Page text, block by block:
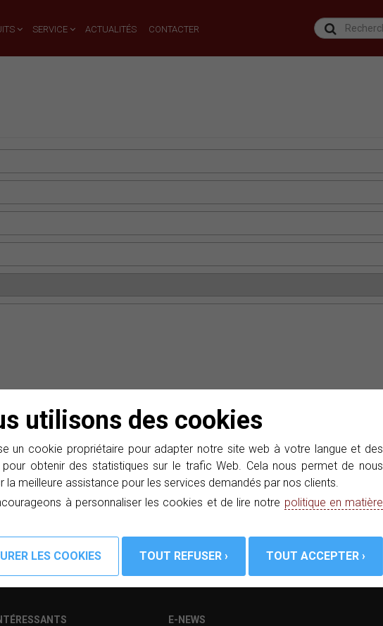
utilisons des cookies
un cookie propriétaire pour adapter notre site web à votre langue et des
obtenir des statistiques sur le trafic Web. Cela nous permet de nous
la meilleure assistance pour les services demandés par nos clients.
à personnaliser les cookies et de lire notre politique en matière
SERVICE ACTUALITÉS CONTACTER
et recevez dans votre boîte e-mails nos nouveautés.
E-NEWS